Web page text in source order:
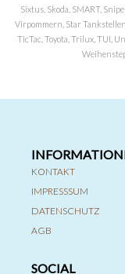
Sixtus, Skoda, SMART,
Virpommern, Star
TicTac, Toyota, Trilux, TUI,
KONTAKT
IMPRESSSUM
DATENSCHUTZ
AGB
SOCIAL